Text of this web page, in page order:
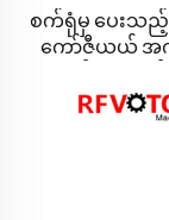
စက်ရုံမှ ပေးသည့်
ကော်ဇီယယ် အက်
တာ၊ RoHS